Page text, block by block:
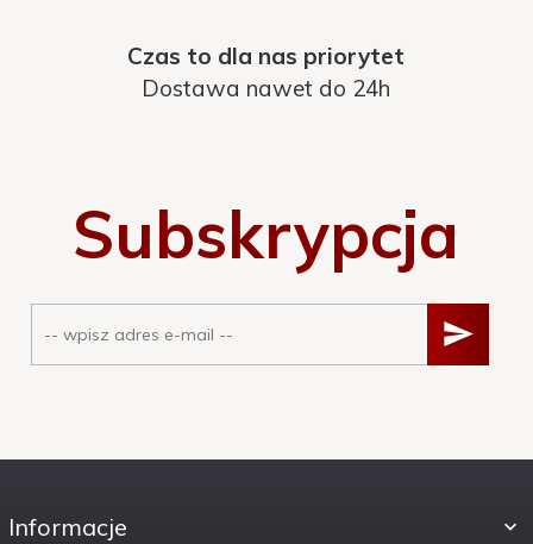
Czas to dla nas priorytet
Dostawa nawet do 24h
Subskrypcja
Informacje